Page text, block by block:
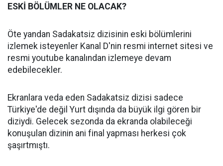
ESKİ BÖLÜMLER NE OLACAK?
Öte yandan Sadakatsiz dizisinin eski bölümlerini
izlemek isteyenler Kanal D'nin resmi internet sitesi ve
resmi youtube kanalından izlemeye devam
edebilecekler.
Ekranlara veda eden Sadakatsiz dizisi sadece
Türkiye'de değil Yurt dışında da büyük ilgi gören bir
diziydi. Gelecek sezonda da ekranda olabileceği
konuşulan dizinin ani final yapması herkesi çok
şaşırtmıştı.